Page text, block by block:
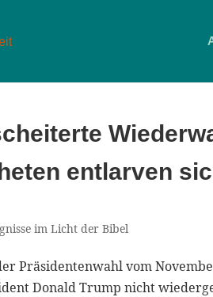
entlarven
im Licht der Bibel
Präsidentenwahl vom
Donald Trump nicht